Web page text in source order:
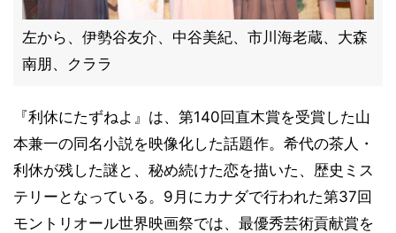
左から、伊勢谷友介、中谷美紀、市川海老蔵、大森
南朋、クララ
『利休にたずねよ』は、第140回直木賞を受賞した山
本兼一の同名小説を映像化した話題作。希代の茶人・
利休が残した謎と、秘め続けた恋を描いた、歴史ミス
テリーとなっている。9月にカナダで行われた第37回
モントリオール世界映画祭では、最優秀芸術貢献賞を